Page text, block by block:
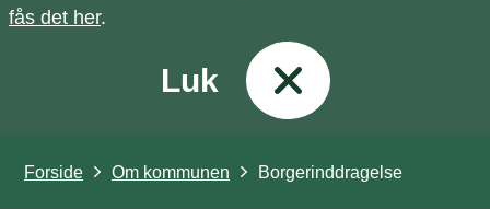
fås det her.
Luk
Forside Om kommunen Borgerinddragelse